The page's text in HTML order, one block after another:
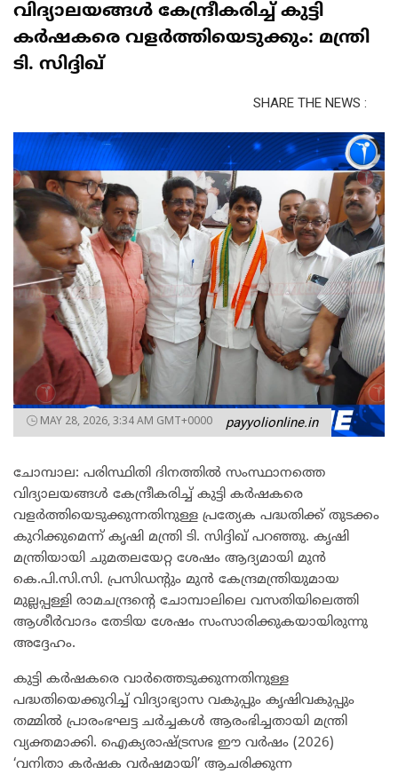
വിദ്യാലയങ്ങൾ കേന്ദ്രീകരിച്ച് കുട്ടി
കർഷകരെ വളർത്തിയെടുക്കും: മന്ത്രി
ടി. സിദ്ദിഖ്
SHARE THE NEWS :
MAY 28, 2026, 3:34 AM GMT+0000 payyolionline.in
ചോമ്പാല: പരിസ്ഥിതി ദിനത്തിൽ സംസ്ഥാനത്തെ
വിദ്യാലയങ്ങൾ കേന്ദ്രീകരിച്ച് കുട്ടി കർഷകരെ
വളർത്തിയെടുക്കുന്നതിനുള്ള പ്രത്യേക പദ്ധതിക്ക് തുടക്കം
കുറിക്കുമെന്ന് കൃഷി മന്ത്രി ടി. സിദ്ദിഖ് പറഞ്ഞു. കൃഷി
മന്ത്രിയായി ചുമതലയേറ്റ ശേഷം ആദ്യമായി മുൻ
കെ.പി.സി.സി. പ്രസിഡന്റും മുൻ കേന്ദ്രമന്ത്രിയുമായ
മുല്ലപ്പള്ളി രാമചന്ദ്രന്റെ ചോമ്പാലിലെ വസതിയിലെത്തി
ആശീർവാദം തേടിയ ശേഷം സംസാരിക്കുകയായിരുന്നു
അദ്ദേഹം.
കുട്ടി കർഷകരെ വാർത്തെടുക്കുന്നതിനുള്ള
പദ്ധതിയെക്കുറിച്ച് വിദ്യാഭ്യാസ വകുപ്പും കൃഷിവകുപ്പും
തമ്മിൽ പ്രാരംഭഘട്ട ചർച്ചകൾ ആരംഭിച്ചതായി മന്ത്രി
വ്യക്തമാക്കി. ഐക്യരാഷ്ട്രസഭ ഈ വർഷം (2026)
‘വനിതാ കർഷക വർഷമായി’ ആചരിക്കുന്ന